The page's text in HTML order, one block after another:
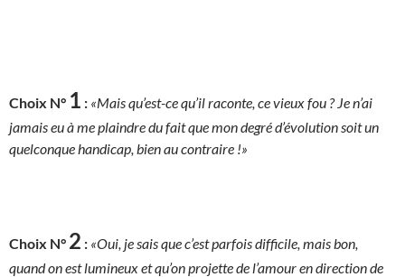
Choix N° 1 : «Mais qu’est-ce qu’il raconte, ce vieux fou ? Je n’ai
jamais eu à me plaindre du fait que mon degré d’évolution soit un
quelconque handicap, bien au contraire !»
Choix N° 2 : «Oui, je sais que c’est parfois difficile, mais bon,
quand on est lumineux et qu’on projette de l’amour en direction de